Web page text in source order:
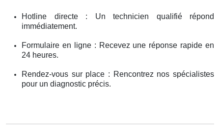
Hotline directe : Un technicien qualifié répond
immédiatement.
Formulaire en ligne : Recevez une réponse rapide en
24 heures.
Rendez-vous sur place : Rencontrez nos spécialistes
pour un diagnostic précis.